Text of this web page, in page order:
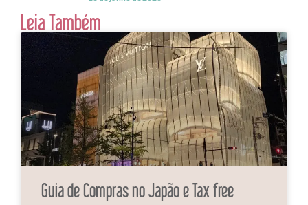
Leia Também
Guia de Compras no Japão e Tax free